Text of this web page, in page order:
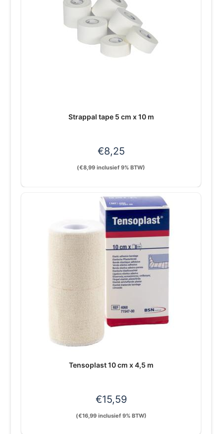
Strappal tape 5 cm x 10 m
€8,25
(€8,99 inclusief 9% BTW)
Tensoplast 10 cm x 4,5 m
€15,59
(€16,99inclusief 9% BTW)